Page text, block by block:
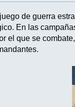
de guerra
En las
el que se